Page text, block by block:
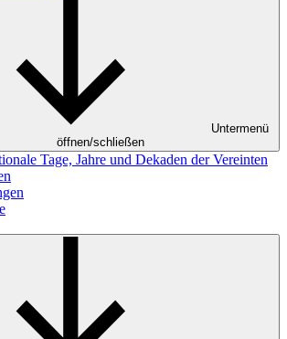
Untermenü
öffnen/schließen
Tage, Jahre und Dekaden der Vereinten